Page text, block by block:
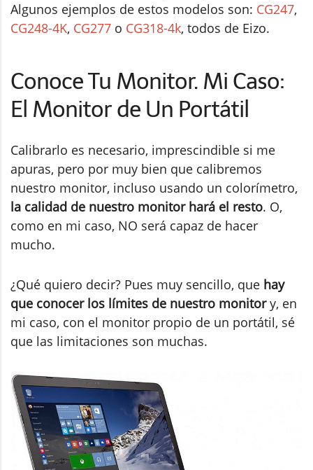
Algunos ejemplos de estos modelos son: CG247,
CG248-4K, CG277 o CG318-4k, todos de Eizo.
Conoce Tu Monitor. Mi Caso:
El Monitor de Un Portátil
Calibrarlo es necesario, imprescindible si me
apuras, pero por muy bien que calibremos
nuestro monitor, incluso usando un colorímetro,
la calidad de nuestro monitor hará el resto. O,
como en mi caso, NO será capaz de hacer
mucho.
¿Qué quiero decir? Pues muy sencillo, que hay
que conocer los límites de nuestro monitory, en
mi caso, con el monitor propio de un portátil, sé
que las limitaciones son muchas.